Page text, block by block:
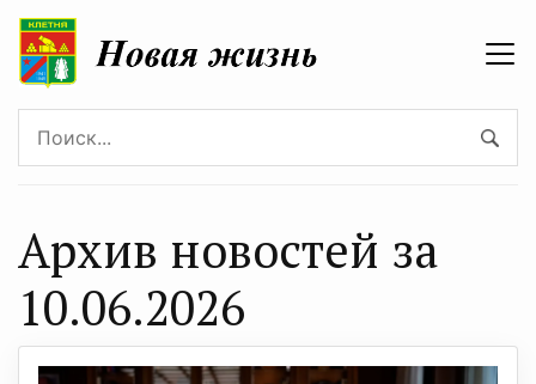
Архив новостей за
10.06.2026